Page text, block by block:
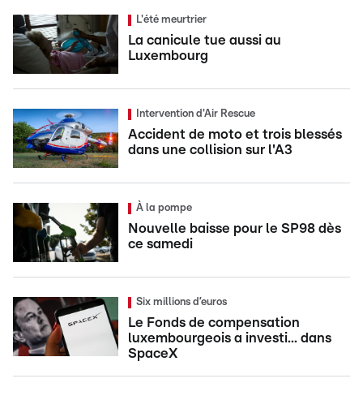
L'été meurtrier
La canicule tue aussi au
Luxembourg
Intervention d'Air Rescue
Accident de moto et trois blessés
dans une collision sur l'A3
À la pompe
Nouvelle baisse pour le SP98 dès
ce samedi
Six millions d’euros
Le Fonds de compensation
luxembourgeois a investi... dans
SpaceX